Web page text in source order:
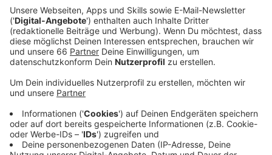
wird der Stadtrat dabei am Nachmittag einen
großen, städtebaulichen Wettbewerb auf den Weg
bringen.
Dadurch soll bis zum nächsten Sommer auch der